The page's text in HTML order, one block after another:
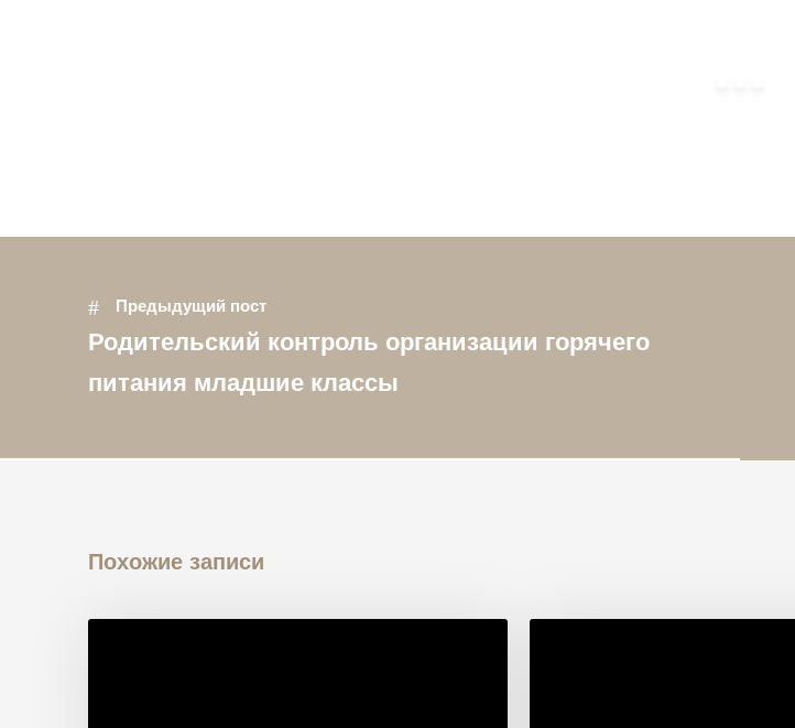
Предыдущий пост
Родительский контроль организации горячего
питания младшие классы
Похожие записи